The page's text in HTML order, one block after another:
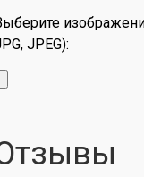
JPEG):